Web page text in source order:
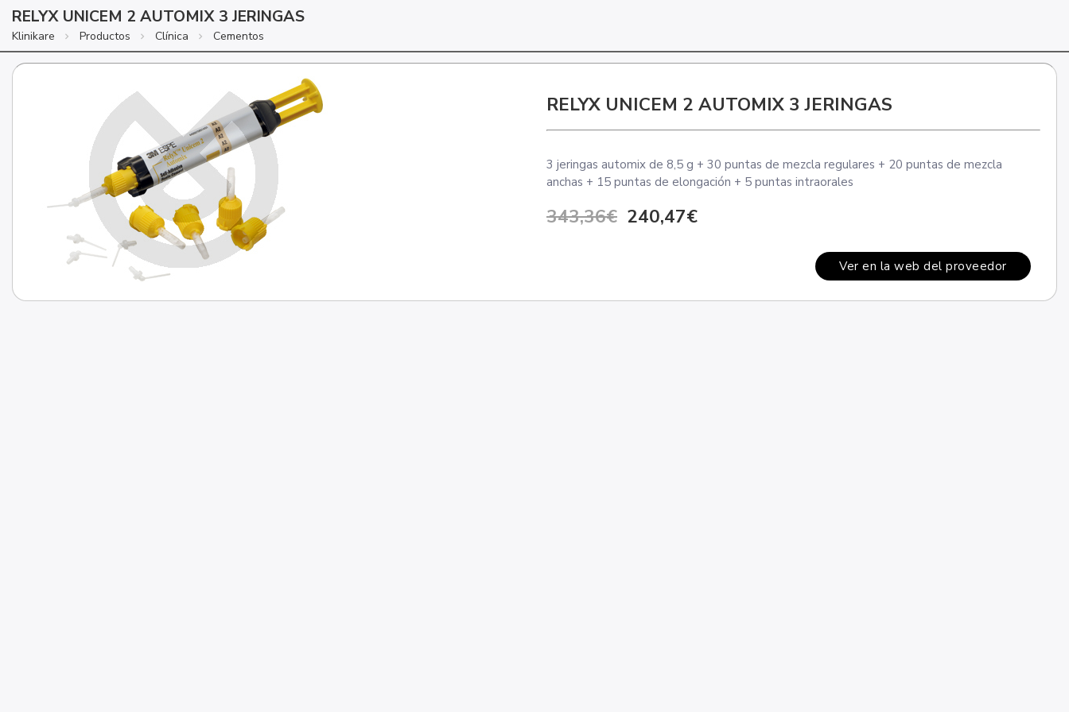
RELYX UNICEM 2 AUTOMIX 3 JERINGAS
Klinikare Productos Clínica Cementos
RELYX UNICEM 2 AUTOMIX 3 JERINGAS
3 jeringas automix de 8,5 g + 30 puntas de mezcla regulares + 20 puntas de mezcla
anchas + 15 puntas de elongación + 5 puntas intraorales
343,36€ 240,47€
Ver en la web del proveedor